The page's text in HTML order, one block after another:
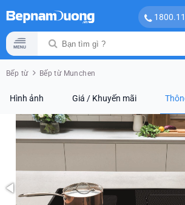
Bếp từ Bếp từ Munchen
Hình ảnh Giá / Khuyến mãi